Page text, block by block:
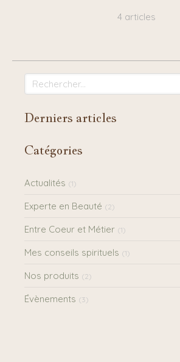
4 articles
Rechercher
Derniers articles
Catégories
Actualités (1)
Experte en Beauté (2)
Entre Coeur et Métier (1)
Mes conseils spirituels (1)
Nos produits (2)
Évènements (3)